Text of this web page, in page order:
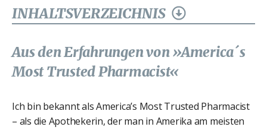
INHALTSVERZEICHNIS
Aus den Erfahrungen von »America´s
Most Trusted Pharmacist«
Ich bin bekannt als America’s Most Trusted Pharmacist
– als die Apothekerin, der man in Amerika am meisten